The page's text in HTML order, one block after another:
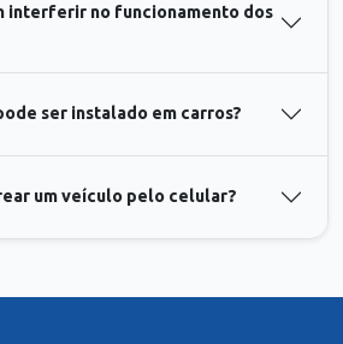
interferir no funcionamento dos
ser instalado em carros?
um veículo pelo celular?